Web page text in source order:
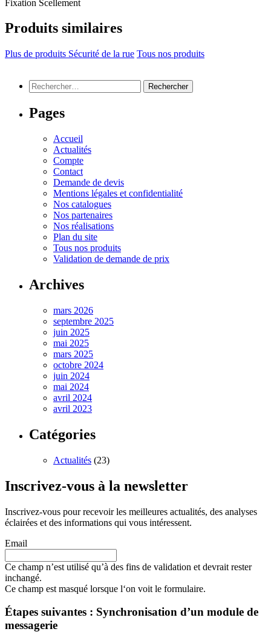
Fixation Scellement
Produits similaires
Plus de produits Sécurité de la rue Tous nos produits
Rechercher :
Pages
Accueil
Actualités
Compte
Contact
Demande de devis
Mentions légales et confidentialité
Nos catalogues
Nos partenaires
Nos réalisations
Plan du site
Tous nos produits
Validation de demande de prix
Archives
mars 2026
septembre 2025
juin 2025
mai 2025
mars 2025
octobre 2024
juin 2024
mai 2024
avril 2024
avril 2023
Catégories
Actualités (23)
Inscrivez-vous à la newsletter
Inscrivez-vous pour recevoir les meilleures actualités, des analyses
éclairées et des informations qui vous intéressent.
Email
Ce champ n’est utilisé qu’à des fins de validation et devrait rester
inchangé.
Ce champ est masqué lorsque l‘on voit le formulaire.
Étapes suivantes : Synchronisation d’un module de
messagerie